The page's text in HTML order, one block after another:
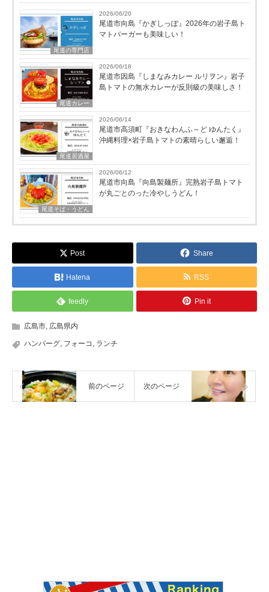
尾道の専門店
2026/06/20
尾道市向島『かぎしっぽ』2026年の岩子島ト
マトバーガーも美味しい！
尾道カレー
2026/06/18
尾道市因島『しまなみカレー ルリヲン』岩子
島トマトの無水カレーが反則級の美味しさ！
尾道居酒屋
2026/06/14
尾道市高須町『おきなわんふ～ど ゆんたく』
沖縄料理×岩子島トマトの素晴らしい邂逅！
尾道そば・うどん
2026/06/12
尾道市向島『向島製麺所』完熟岩子島トマト
が丸ごとのった冷やしうどん！
Post Share
Hatena RSS
feedly Pin it
広島市 広島県内
ハンバーグ フォーコ ランチ
前のページ 次のページ